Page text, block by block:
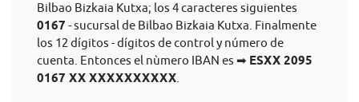
Bilbao Bizkaia Kutxa; los 4 caracteres siguientes
0167 - sucursal de Bilbao Bizkaia Kutxa. Finalmente
los 12 dígitos - dígitos de control y número de
cuenta. Entonces el nùmero IBAN es ➡ ESXX 2095
0167 XX XXXXXXXXXX